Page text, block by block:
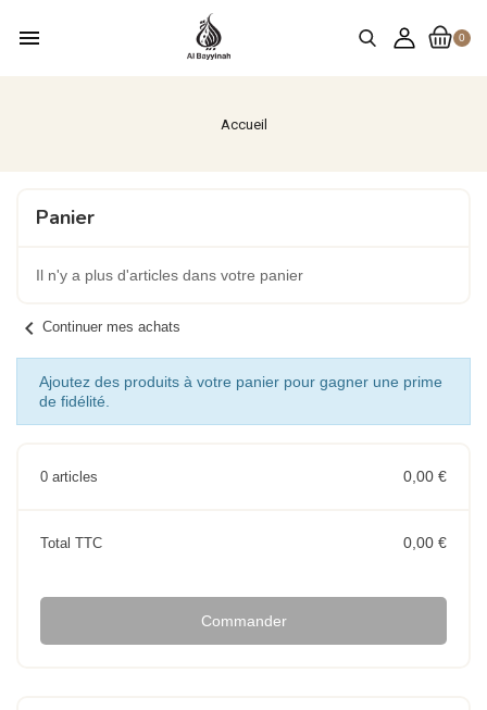
0
menu
Accueil
Panier
Il n'y a plus d'articles dans votre panier
chevron_left Continuer mes achats
Ajoutez des produits à votre panier pour gagner une prime
de fidélité.
0 articles 0,00 €
Total TTC 0,00 €
Commander